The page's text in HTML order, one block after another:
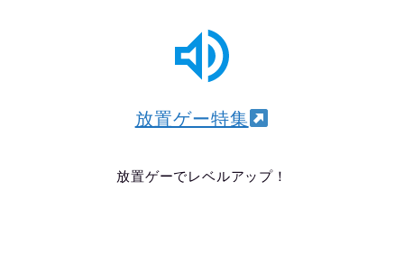
放置ゲー特集
放置ゲーでレベルアップ！